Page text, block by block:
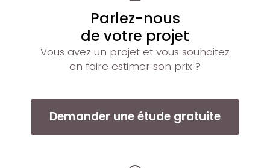
Parlez-nous
de votre projet
Vous avez un projet et vous souhaitez
en faire estimer son prix ?
Demander une étude gratuite